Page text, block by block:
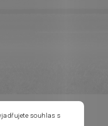
souhlas s